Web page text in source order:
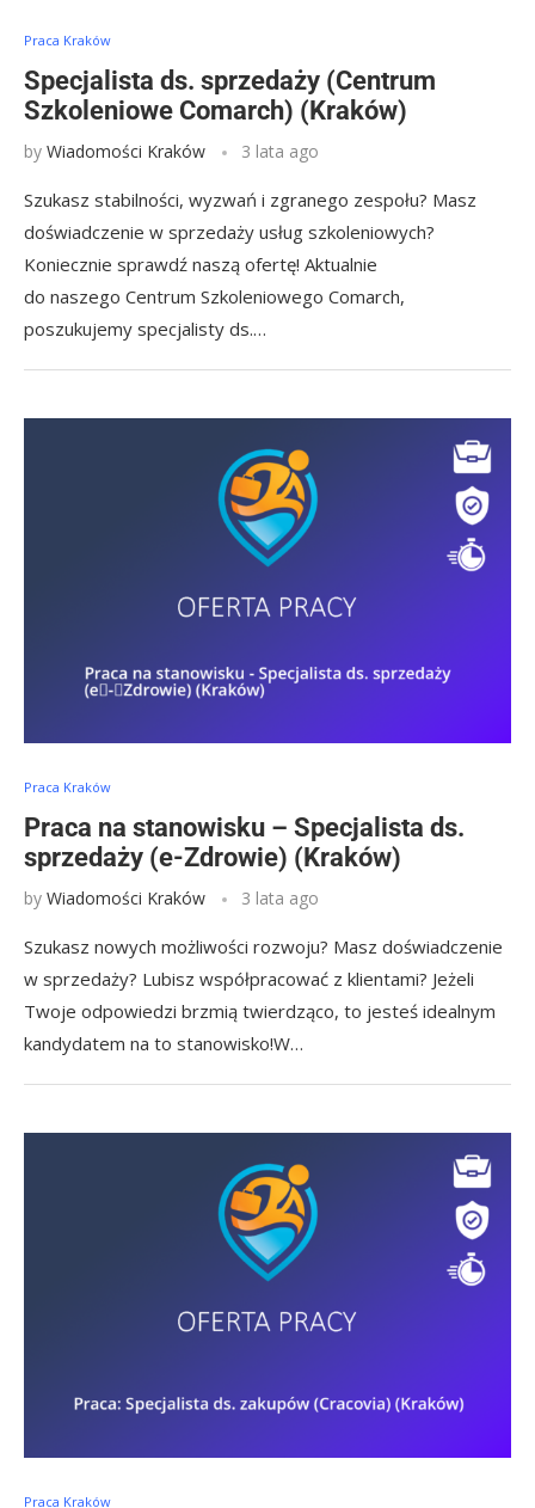
Praca Kraków
Specjalista ds. sprzedaży (Centrum
Szkoleniowe Comarch) (Kraków)
by Wiadomości Kraków 3 lata ago
Szukasz stabilności, wyzwań i zgranego zespołu? Masz
doświadczenie w sprzedaży usług szkoleniowych?
Koniecznie sprawdź naszą ofertę! Aktualnie
do naszego Centrum Szkoleniowego Comarch,
poszukujemy specjalisty ds.…
Praca Kraków
Praca na stanowisku – Specjalista ds.
sprzedaży (e⁠-⁠Zdrowie) (Kraków)
by Wiadomości Kraków 3 lata ago
Szukasz nowych możliwości rozwoju? Masz doświadczenie
w sprzedaży? Lubisz współpracować z klientami? Jeżeli
Twoje odpowiedzi brzmią twierdząco, to jesteś idealnym
kandydatem na to stanowisko!W…
Praca Kraków